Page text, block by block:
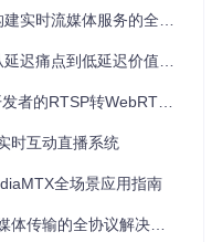
动延迟问题
反馈滞后等问题。Ant Me
话功能，可轻松实现小班
、展示商品细节。Ant Me
码功能，可同时传输主
低延迟特性，实现"边看
媒体服务的全栈解决方案
到低延迟价值的5步解决方案
转WebRTC跨平台兼容方案
时互动直播系统
全场景应用指南
传输的全协议解决方案